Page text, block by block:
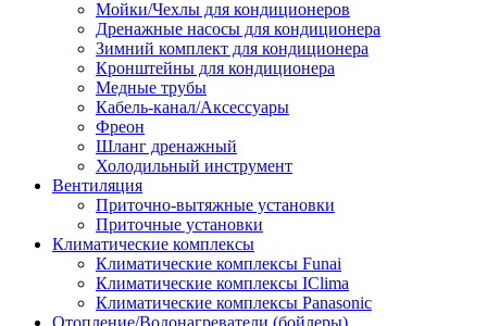
Мойки/Чехлы для кондиционеров
Дренажные насосы для кондиционера
Зимний комплект для кондиционера
Кронштейны для кондиционера
Медные трубы
Кабель-канал/Аксессуары
Фреон
Шланг дренажный
Холодильный инструмент
Вентиляция
Приточно-вытяжные установки
Приточные установки
Климатические комплексы
Климатические комплексы Funai
Климатические комплексы IClima
Климатические комплексы Panasonic
Отопление/Водонагреватели (бойлеры)